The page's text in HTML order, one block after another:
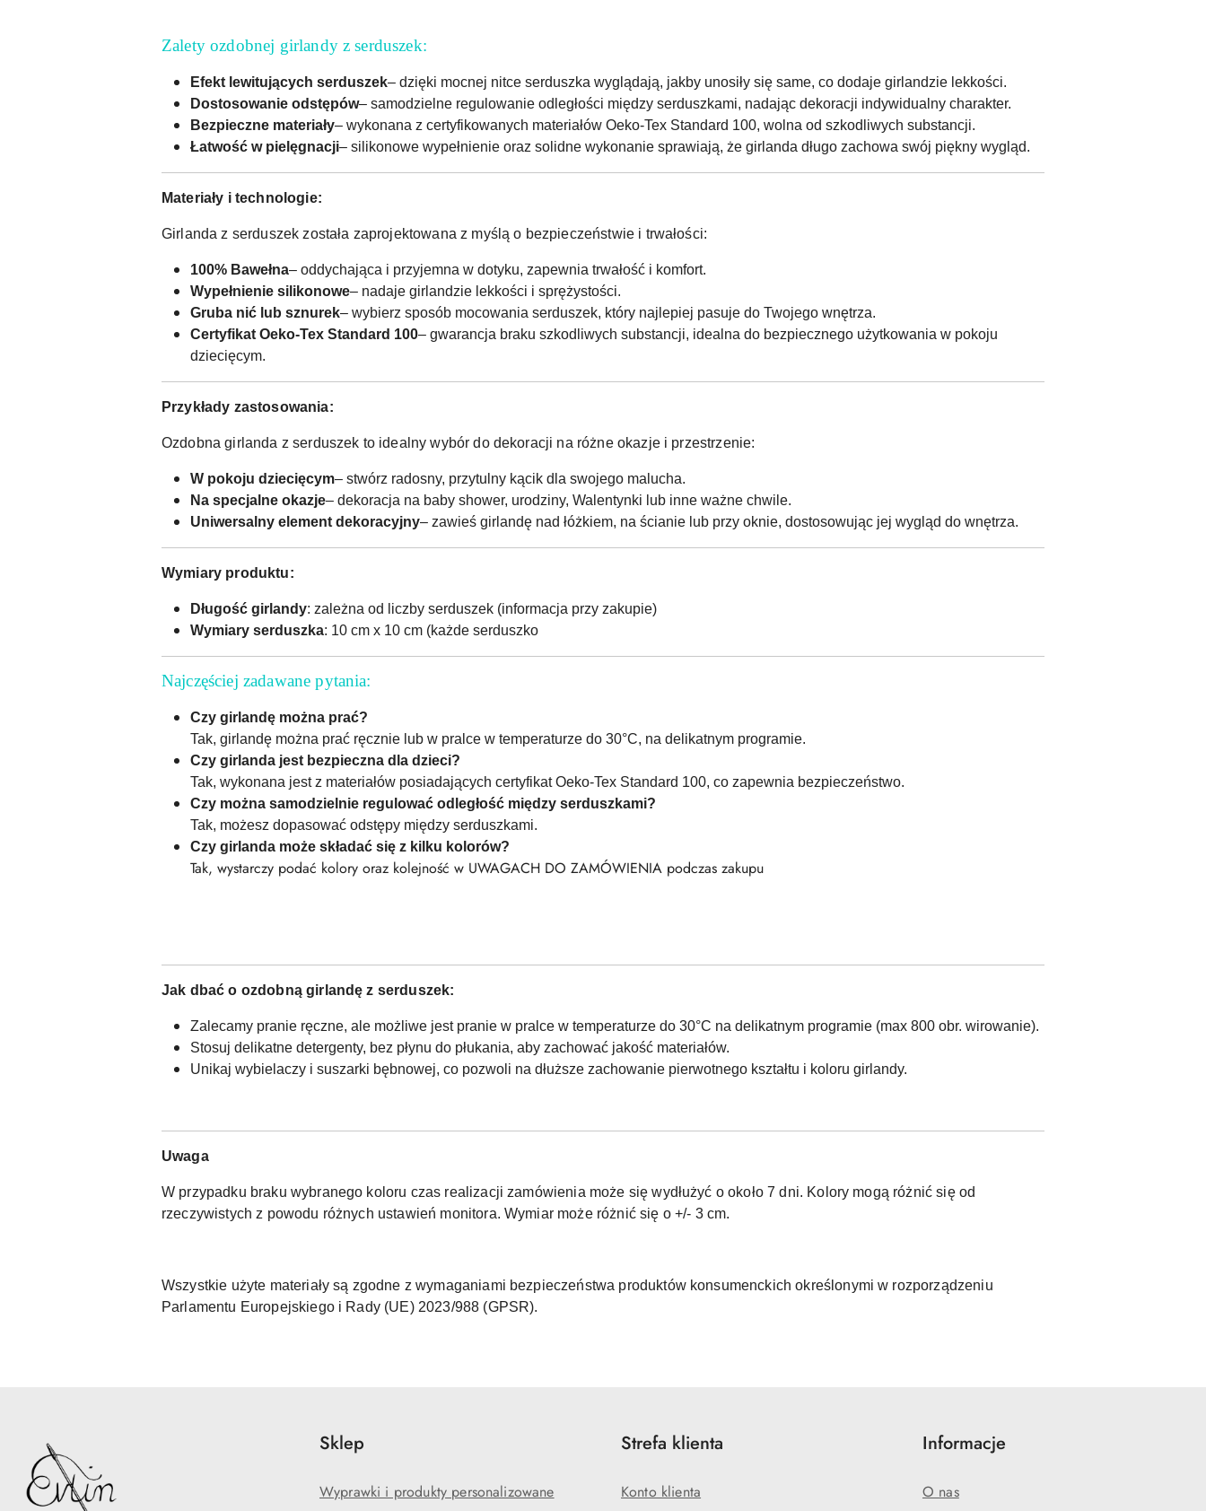
Zalety ozdobnej girlandy z serduszek:
Efekt lewitujących serduszek– dzięki mocnej nitce serduszka wyglądają, jakby unosiły się same, co dodaje girlandzie lekkości.
Dostosowanie odstępów– samodzielne regulowanie odległości między serduszkami, nadając dekoracji indywidualny charakter.
Bezpieczne materiały– wykonana z certyfikowanych materiałów Oeko-Tex Standard 100, wolna od szkodliwych substancji.
Łatwość w pielęgnacji– silikonowe wypełnienie oraz solidne wykonanie sprawiają, że girlanda długo zachowa swój piękny wygląd.
Materiały i technologie:
Girlanda z serduszek została zaprojektowana z myślą o bezpieczeństwie i trwałości:
100% Bawełna– oddychająca i przyjemna w dotyku, zapewnia trwałość i komfort.
Wypełnienie silikonowe– nadaje girlandzie lekkości i sprężystości.
Gruba nić lub sznurek– wybierz sposób mocowania serduszek, który najlepiej pasuje do Twojego wnętrza.
Certyfikat Oeko-Tex Standard 100– gwarancja braku szkodliwych substancji, idealna do bezpiecznego użytkowania w pokoju
dziecięcym.
Przykłady zastosowania:
Ozdobna girlanda z serduszek to idealny wybór do dekoracji na różne okazje i przestrzenie:
W pokoju dziecięcym– stwórz radosny, przytulny kącik dla swojego malucha.
Na specjalne okazje– dekoracja na baby shower, urodziny, Walentynki lub inne ważne chwile.
Uniwersalny element dekoracyjny– zawieś girlandę nad łóżkiem, na ścianie lub przy oknie, dostosowując jej wygląd do wnętrza.
Wymiary produktu:
Długość girlandy: zależna od liczby serduszek (informacja przy zakupie)
Wymiary serduszka: 10 cm x 10 cm (każde serduszko
Najczęściej zadawane pytania:
Czy girlandę można prać?
Tak, girlandę można prać ręcznie lub w pralce w temperaturze do 30°C, na delikatnym programie.
Czy girlanda jest bezpieczna dla dzieci?
Tak, wykonana jest z materiałów posiadających certyfikat Oeko-Tex Standard 100, co zapewnia bezpieczeństwo.
Czy można samodzielnie regulować odległość między serduszkami?
Tak, możesz dopasować odstępy między serduszkami.
Czy girlanda może składać się z kilku kolorów?
Tak, wystarczy podać kolory oraz kolejność w UWAGACH DO ZAMÓWIENIA podczas zakupu
Jak dbać o ozdobną girlandę z serduszek:
Zalecamy pranie ręczne, ale możliwe jest pranie w pralce w temperaturze do 30°C na delikatnym programie (max 800 obr. wirowanie).
Stosuj delikatne detergenty, bez płynu do płukania, aby zachować jakość materiałów.
Unikaj wybielaczy i suszarki bębnowej, co pozwoli na dłuższe zachowanie pierwotnego kształtu i koloru girlandy.
Uwaga
W przypadku braku wybranego koloru czas realizacji zamówienia może się wydłużyć o około 7 dni. Kolory mogą różnić się od
rzeczywistych z powodu różnych ustawień monitora. Wymiar może różnić się o +/- 3 cm.
Wszystkie użyte materiały są zgodne z wymaganiami bezpieczeństwa produktów konsumenckich określonymi w rozporządzeniu
Parlamentu Europejskiego i Rady (UE) 2023/988 (GPSR).
Sklep
Wyprawki i produkty personalizowane
Strefa klienta
Konto klienta
Informacje
O nas